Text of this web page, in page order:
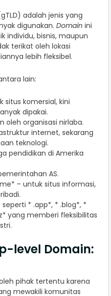
adalah jenis yang
digunakan. Domain ini
individu, bisnis, maupun
terikat oleh lokasi
lebih fleksibel.
lain:
situs komersial, kini
dipakai.
oleh organisasi nirlaba.
internet, sekarang
teknologi.
pendidikan di Amerika
AS.
– untuk situs informasi,
seperti * .app*, * .blog*, *
yang memberi fleksibilitas
level Domain:
pihak tertentu karena
mewakili komunitas